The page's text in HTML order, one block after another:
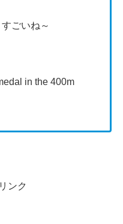
ごいね～
in the 400m
ンク